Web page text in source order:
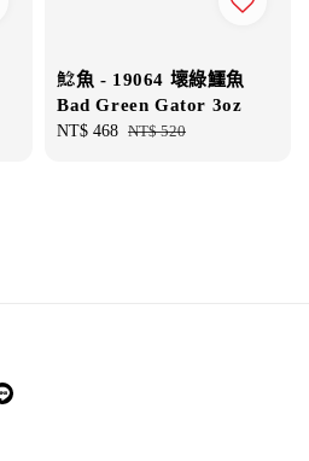
鯰魚 - 19064 壞綠鱷魚
Bad Green Gator 3oz
Sale
NT$ 468 Regular
NT$ 520